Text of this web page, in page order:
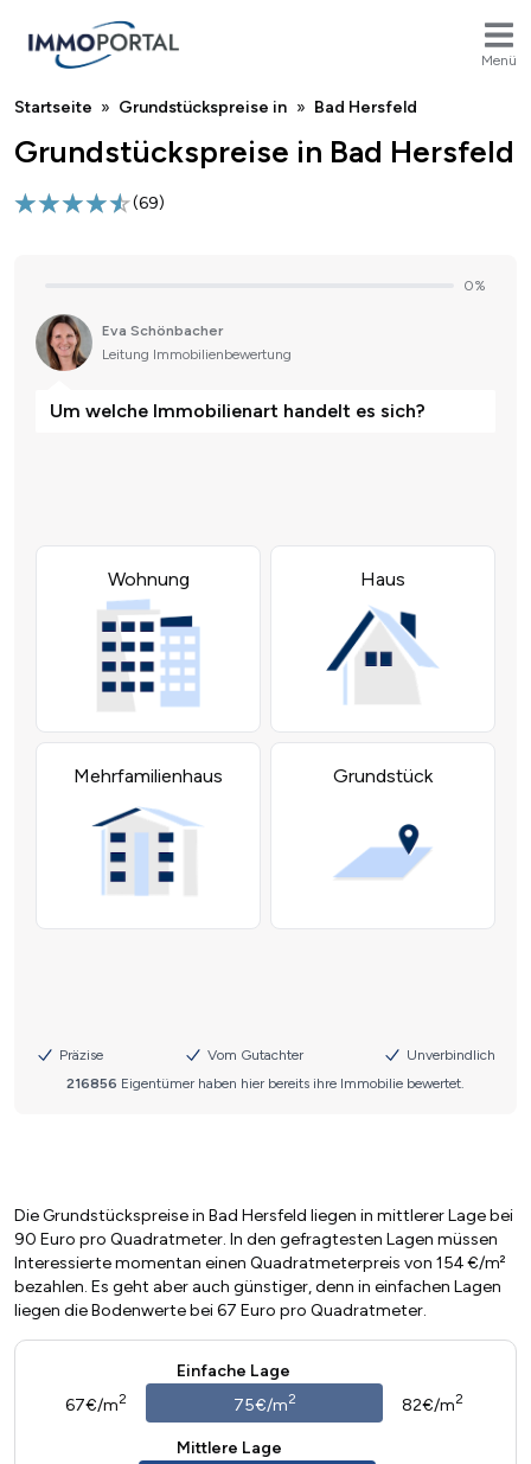
Menü
Breadcrumb
Startseite Grundstückspreise in Bad Hersfeld
Grundstückspreise in Bad Hersfeld
(69)
Die Grundstückspreise in Bad Hersfeld liegen in mittlerer Lage bei
90 Euro pro Quadratmeter. In den gefragtesten Lagen müssen
Interessierte momentan einen Quadratmeterpreis von 154 €/m²
bezahlen. Es geht aber auch günstiger, denn in einfachen Lagen
liegen die Bodenwerte bei 67 Euro pro Quadratmeter.
Einfache Lage
67€/m2 75€/m2 82€/m2
Mittlere Lage